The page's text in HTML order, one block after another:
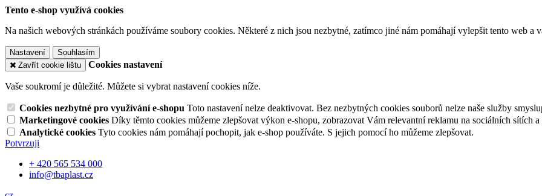
Tento e-shop využívá cookies
Na našich webových stránkách používáme soubory cookies. Některé z nich jsou nezbytné, zatímco jiné nám pomáhají vylepšit tento web a
Nastavení
Souhlasím
Zavřít cookie lištu
Cookies nastavení
Vaše soukromí je důležité. Můžete si vybrat nastavení cookies níže.
Cookies nezbytné pro využívání e-shopu Toto nastavení nelze deaktivovat. Bez nezbytných cookies souborů nelze naše služby
Marketingové cookies Díky těmto cookies můžeme zlepšovat výkon e-shopu, zobrazovat Vám relevantní reklamu na sociálních sítích
Analytické cookies Tyto cookies nám pomáhají pochopit, jak e-shop používáte. S jejich pomocí ho můžeme zlepšovat.
Potvrzuji
+ 420 565 534 000
info@tbaplast.cz